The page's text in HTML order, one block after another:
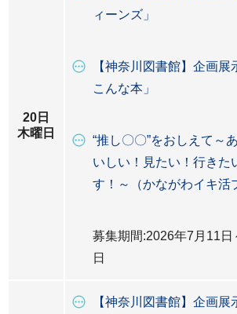
20日
木曜日
ィーンズ」
【神奈川図書館】企画展
こんな本」
“推し〇〇”をおしえて～
いしい！見たい！行きた
す！～（かながわイキ活
募集期間:2026年7月11
日
【神奈川図書館】企画